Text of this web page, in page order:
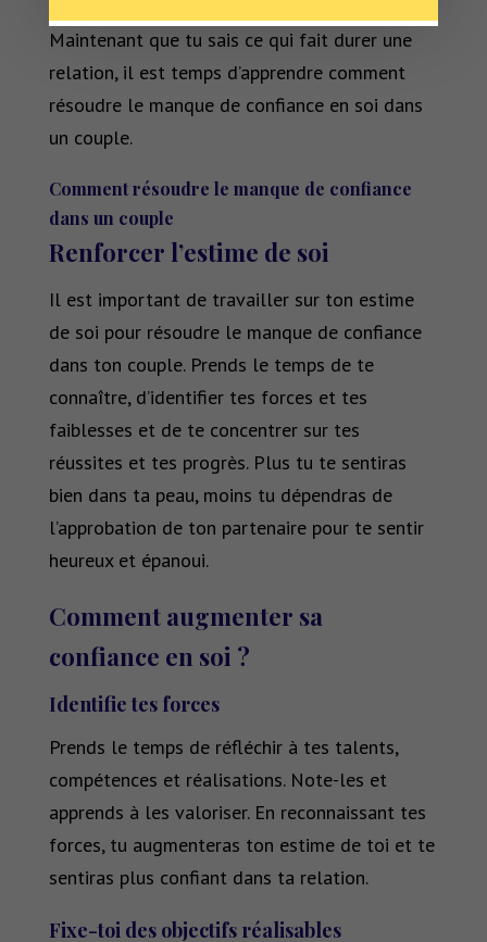
Maintenant que tu sais ce qui fait durer une
relation, il est temps d’apprendre comment
résoudre le manque de confiance en soi dans
un couple.
Comment résoudre le manque de confiance
dans un couple
Renforcer l’estime de soi
Il est important de travailler sur ton estime
de soi pour résoudre le manque de confiance
dans ton couple. Prends le temps de te
connaître, d’identifier tes forces et tes
faiblesses et de te concentrer sur tes
réussites et tes progrès. Plus tu te sentiras
bien dans ta peau, moins tu dépendras de
l’approbation de ton partenaire pour te sentir
heureux et épanoui.
Comment augmenter sa
confiance en soi ?
Identifie tes forces
Prends le temps de réfléchir à tes talents,
compétences et réalisations. Note-les et
apprends à les valoriser. En reconnaissant tes
forces, tu augmenteras ton estime de toi et te
sentiras plus confiant dans ta relation.
Fixe-toi des objectifs réalisables